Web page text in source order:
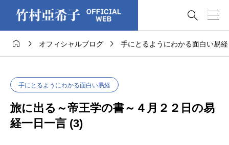

  オフィシャルブログ  手にとるようにわかる面白い易経
手にとるようにわかる面白い易経
旅に出る～帝王学の書～４月２２日の易
経一日一言 (3)